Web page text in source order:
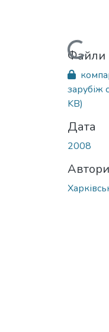
Вантажиться...
Файли
зарубіж
KB)
Дата
2008
Автори